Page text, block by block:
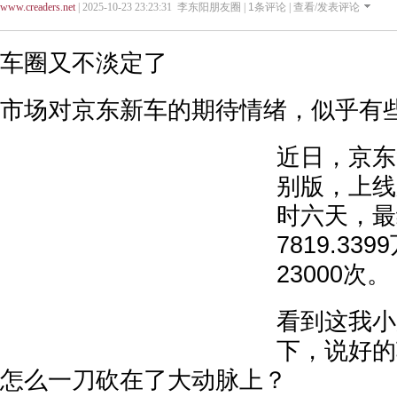
www.creaders.net| 2025-10-23 23:23:31 李东阳朋友圈 | 1条评论 | 查看/发表评论
车圈又不淡定了
市场对京东新车的期待情绪，似乎有
近日，京
别版，上
时六天，
23000次。
看到这我
下，说好
怎么一刀砍在了大动脉上？